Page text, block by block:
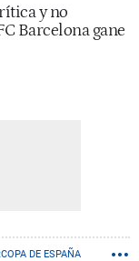
y no
Barcelona gane
DE ESPAÑA